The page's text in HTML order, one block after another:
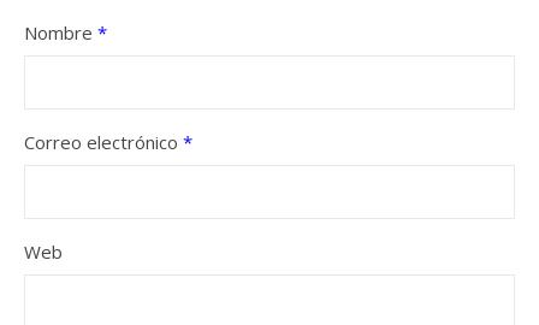
Nombre *
Correo electrónico *
Web